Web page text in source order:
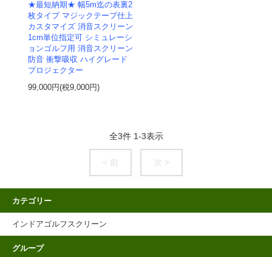
★最短納期★ 幅5m迄の表裏2
枚タイプ マジックテープ仕上
カスタマイズ 消音スクリーン
1cm単位指定可 シミュレーシ
ョンゴルフ用 消音スクリーン
防音 衝撃吸収 ハイグレード
プロジェクター
99,000円(税9,000円)
全3件 1-3表示
< 前 次 >
カテゴリー
インドアゴルフスクリーン
グループ